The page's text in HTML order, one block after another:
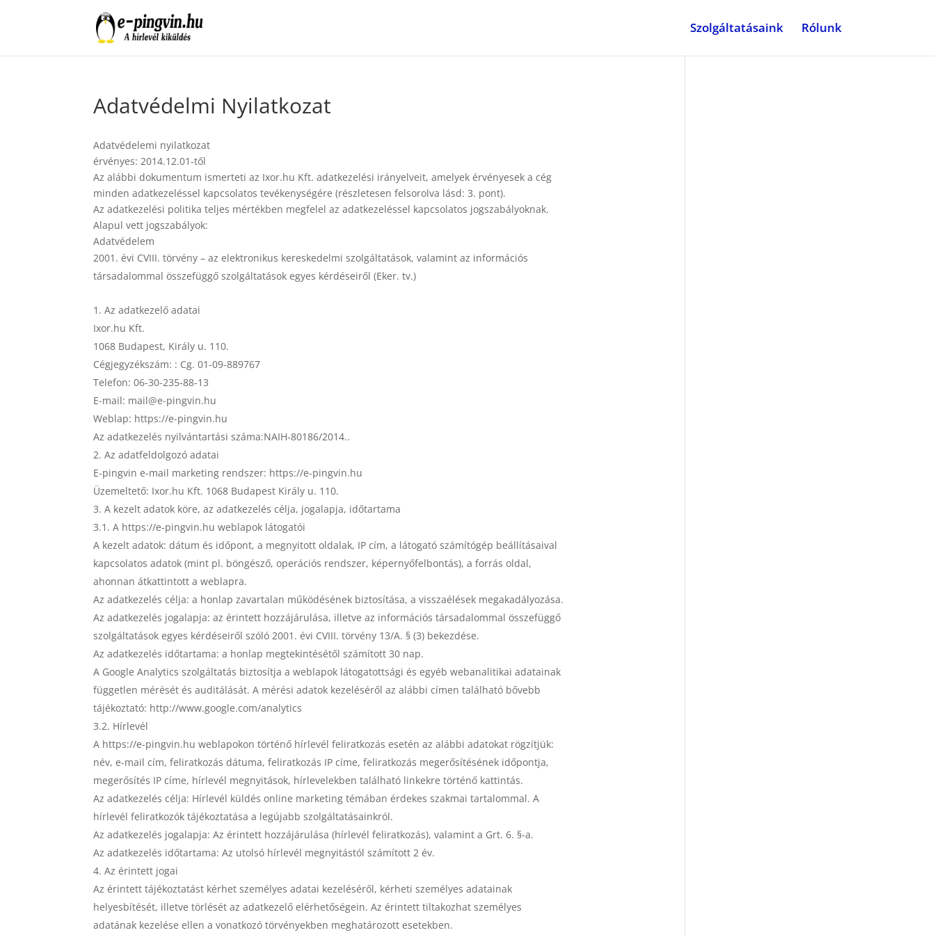
Szolgáltatásaink Rólunk
Adatvédelmi Nyilatkozat
Adatvédelemi nyilatkozat
érvényes: 2014.12.01-től
Az alábbi dokumentum ismerteti az Ixor.hu Kft. adatkezelési irányelveit, amelyek érvényesek a cég
minden adatkezeléssel kapcsolatos tevékenységére (részletesen felsorolva lásd: 3. pont).
Az adatkezelési politika teljes mértékben megfelel az adatkezeléssel kapcsolatos jogszabályoknak.
Alapul vett jogszabályok:
Adatvédelem
évi CVIII. törvény – az elektronikus kereskedelmi szolgáltatások, valamint az információs
társadalommal összefüggő szolgáltatások egyes kérdéseiről (Eker. tv.)
Az adatkezelő adatai
Ixor.hu Kft.
1068 Budapest, Király u. 110.
Cégjegyzékszám: : Cg. 01-09-889767
Telefon: 06-30-235-88-13
E-mail: mail@e-pingvin.hu
Weblap: https://e-pingvin.hu
Az adatkezelés nyilvántartási száma:NAIH-80186/2014..
Az adatfeldolgozó adatai
E-pingvin e-mail marketing rendszer: https://e-pingvin.hu
Üzemeltető: Ixor.hu Kft. 1068 Budapest Király u. 110.
A kezelt adatok köre, az adatkezelés célja, jogalapja, időtartama
3.1. A https://e-pingvin.hu weblapok látogatói
A kezelt adatok: dátum és időpont, a megnyitott oldalak, IP cím, a látogató számítógép beállításaival
kapcsolatos adatok (mint pl. böngésző, operációs rendszer, képernyőfelbontás), a forrás oldal,
ahonnan átkattintott a weblapra.
Az adatkezelés célja: a honlap zavartalan működésének biztosítása, a visszaélések megakadályozása.
Az adatkezelés jogalapja: az érintett hozzájárulása, illetve az információs társadalommal összefüggő
szolgáltatások egyes kérdéseiről szóló 2001. évi CVIII. törvény 13/A. § (3) bekezdése.
Az adatkezelés időtartama: a honlap megtekintésétől számított 30 nap.
A Google Analytics szolgáltatás biztosítja a weblapok látogatottsági és egyéb webanalitikai adatainak
független mérését és auditálását. A mérési adatok kezeléséről az alábbi címen található bővebb
tájékoztató: http://www.google.com/analytics
3.2. Hírlevél
A https://e-pingvin.hu weblapokon történő hírlevél feliratkozás esetén az alábbi adatokat rögzítjük:
név, e-mail cím, feliratkozás dátuma, feliratkozás IP címe, feliratkozás megerősítésének időpontja,
megerősítés IP címe, hírlevél megnyitások, hírlevelekben található linkekre történő kattintás.
Az adatkezelés célja: Hírlevél küldés online marketing témában érdekes szakmai tartalommal. A
hírlevél feliratkozók tájékoztatása a legújabb szolgáltatásainkról.
Az adatkezelés jogalapja: Az érintett hozzájárulása (hírlevél feliratkozás), valamint a Grt. 6. §-a.
Az adatkezelés időtartama: Az utolsó hírlevél megnyitástól számított 2 év.
Az érintett jogai
Az érintett tájékoztatást kérhet személyes adatai kezeléséről, kérheti személyes adatainak
helyesbítését, illetve törlését az adatkezelő elérhetőségein. Az érintett tiltakozhat személyes
adatának kezelése ellen a vonatkozó törvényekben meghatározott esetekben.